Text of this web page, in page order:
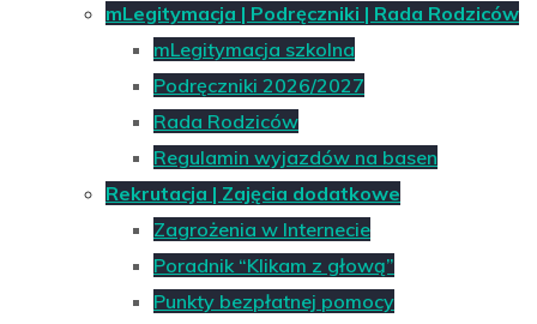
mLegitymacja | Podręczniki | Rada Rodziców
mLegitymacja szkolna
Podręczniki 2026/2027
Rada Rodziców
Regulamin wyjazdów na basen
Rekrutacja | Zajęcia dodatkowe
Zagrożenia w Internecie
Poradnik “Klikam z głową”
Punkty bezpłatnej pomocy